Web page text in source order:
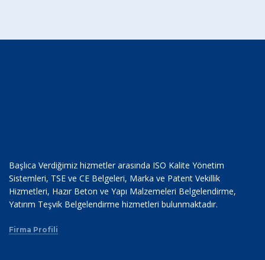
Başlıca Verdiğimiz hizmetler arasında ISO Kalite Yönetim
Sistemleri, TSE ve CE Belgeleri, Marka ve Patent Vekillik
Hizmetleri, Hazır Beton ve Yapı Malzemeleri Belgelendirme,
Yatırım Teşvik Belgelendirme hizmetleri bulunmaktadır.
Firma Profili